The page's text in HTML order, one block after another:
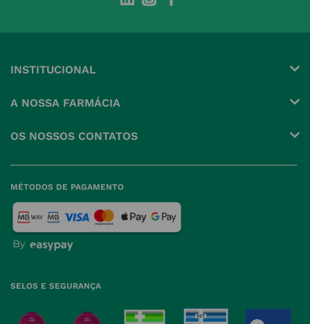
INSTITUCIONAL
A NOSSA FARMÁCIA
Política de Privacidade
Política de Cookies
Política de Devoluções
OS NOSSOS CONTATOS
Farmácias perto de si
MÉTODOS DE PAGAMENTO
SELOS E SEGURANÇA